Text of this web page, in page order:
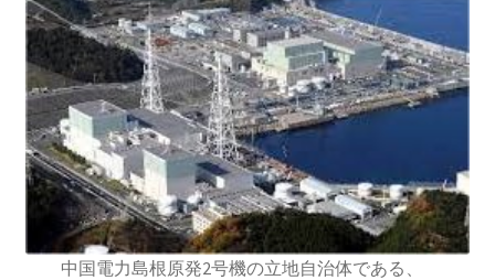
中国電力島根原発2号機の立地自治体である、